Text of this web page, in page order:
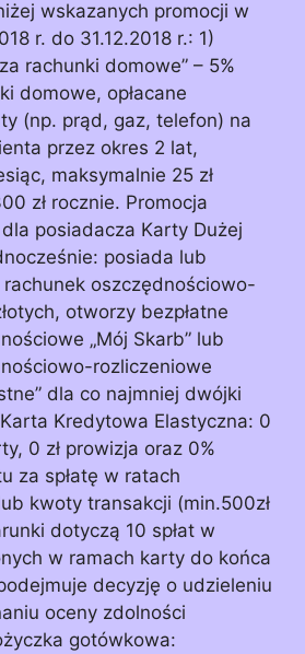
wskazanych promocji w
r. do 31.12.2018 r.: 1)
rachunki domowe” – 5%
domowe, opłacane
(np. prąd, gaz, telefon) na
przez okres 2 lat,
maksymalnie 25 zł
zł rocznie. Promocja
posiadacza Karty Dużej
posiada lub
oszczędnościowo-
otworzy bezpłatne
„Mój Skarb” lub
rozliczeniowe
dla co najmniej dwójki
Kredytowa Elastyczna: 0
0 zł prowizja oraz 0%
za spłatę w ratach
kwoty transakcji (min.500zł
dotyczą 10 spłat w
w ramach karty do końca
decyzję o udzieleniu
oceny zdolności
gotówkowa: